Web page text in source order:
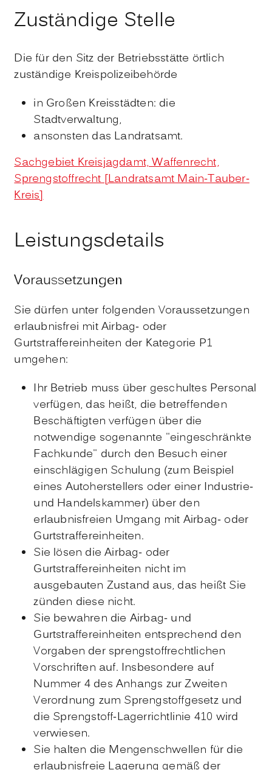
Zuständige Stelle
Die für den Sitz der Betriebsstätte örtlich
zuständige Kreispolizeibehörde
in Großen Kreisstädten: die
Stadtverwaltung,
ansonsten das Landratsamt.
Sachgebiet Kreisjagdamt, Waffenrecht,
Sprengstoffrecht [Landratsamt Main-Tauber-
Kreis]
Leistungsdetails
Voraussetzungen
Sie dürfen unter folgenden Voraussetzungen
erlaubnisfrei mit Airbag- oder
Gurtstraffereinheiten der Kategorie P1
umgehen:
Ihr Betrieb muss über geschultes Personal
verfügen, das heißt, die betreffenden
Beschäftigten verfügen über die
notwendige sogenannte "eingeschränkte
Fachkunde" durch den Besuch einer
einschlägigen Schulung (zum Beispiel
eines Autoherstellers oder einer Industrie-
und Handelskammer) über den
erlaubnisfreien Umgang mit Airbag- oder
Gurtstraffereinheiten.
Sie lösen die Airbag- oder
Gurtstraffereinheiten nicht im
ausgebauten Zustand aus, das heißt Sie
zünden diese nicht.
Sie bewahren die Airbag- und
Gurtstraffereinheiten entsprechend den
Vorgaben der sprengstoffrechtlichen
Vorschriften auf. Insbesondere auf
Nummer 4 des Anhangs zur Zweiten
Verordnung zum Sprengstoffgesetz und
die Sprengstoff-Lagerrichtlinie 410 wird
verwiesen.
Sie halten die Mengenschwellen für die